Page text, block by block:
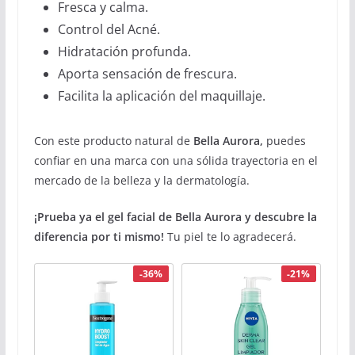
Fresca y calma.
Control del Acné.
Hidratación profunda.
Aporta sensación de frescura.
Facilita la aplicación del maquillaje.
Con este producto natural de Bella Aurora, puedes
confiar en una marca con una sólida trayectoria en el
mercado de la belleza y la dermatología.
¡Prueba ya el gel facial de Bella Aurora y descubre la
diferencia por ti mismo! Tu piel te lo agradecerá.
-36% -21%